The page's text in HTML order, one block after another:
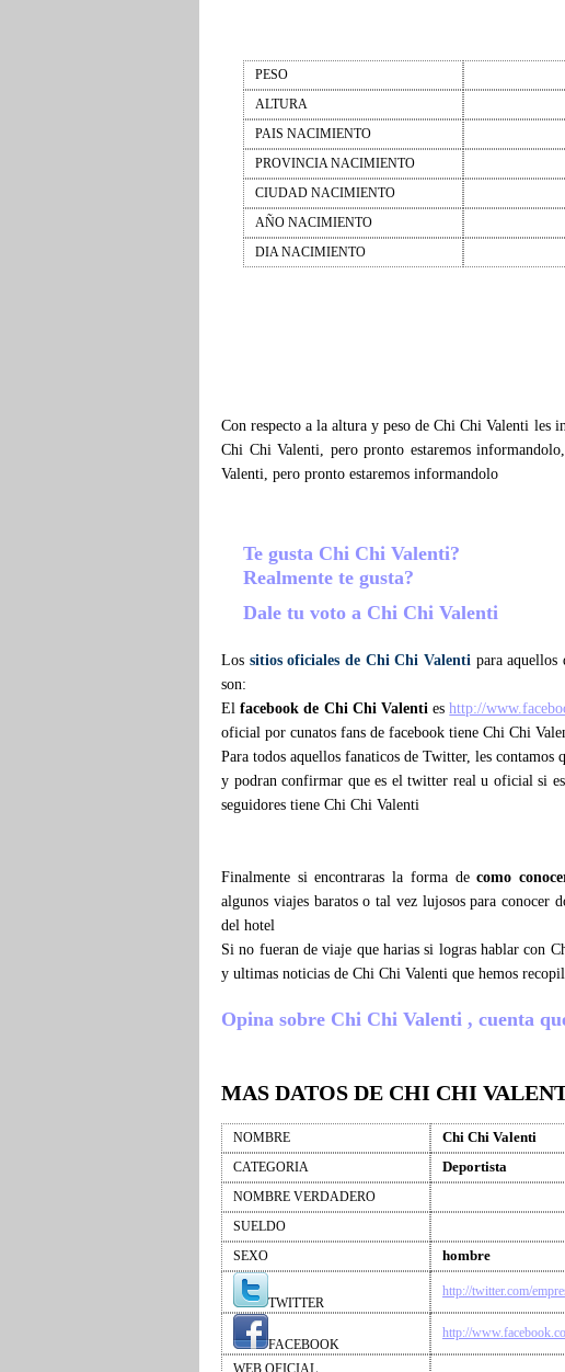
PESO
ALTURA
PAIS NACIMIENTO
PROVINCIA NACIMIENTO
CIUDAD NACIMIENTO
AÑO NACIMIENTO
DIA NACIMIENTO
Con respecto a la altura y peso de Chi Chi Valenti les
Chi Chi Valenti, pero pronto estaremos
Valenti, pero pronto estaremos informandolo
Te gusta Chi Chi Valenti?
Realmente te gusta?
Dale tu voto a Chi Chi Valenti
Los sitios oficiales de Chi Chi Valenti para aquellos
son:
Elfacebook de Chi Chi Valentieshttp://
oficial por cunatos fans de facebook tiene Chi Chi
Para todos aquellos fanaticos de Twitter, les contamos
y podran confirmar que es el twitter real u oficial si
seguidores tiene Chi Chi Valenti
Finalmente si encontraras la forma decomo
algunos viajes baratos o tal vez lujosos para
del hotel
Si no fueran de viaje que harias si logras hablar con
y ultimas noticias de Chi Chi Valenti que hemos
Opina sobre Chi Chi Valenti , cuenta
MAS DATOS DE CHI CHI
NOMBRE Chi Chi Valenti
CATEGORIA Deportista
NOMBRE VERDADERO
SUELDO
SEXO
hombre
TWITTER
http://twitter.com/
FACEBOOK
http://
WEB OFICIAL